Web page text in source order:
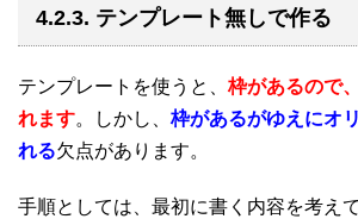
4.2.3. テンプレート無しで作る
テンプレートを使うと、 枠があるので
れます。しかし、 枠があるがゆえにオ
れる欠点があります。
手順としては、最初に書く内容を考え